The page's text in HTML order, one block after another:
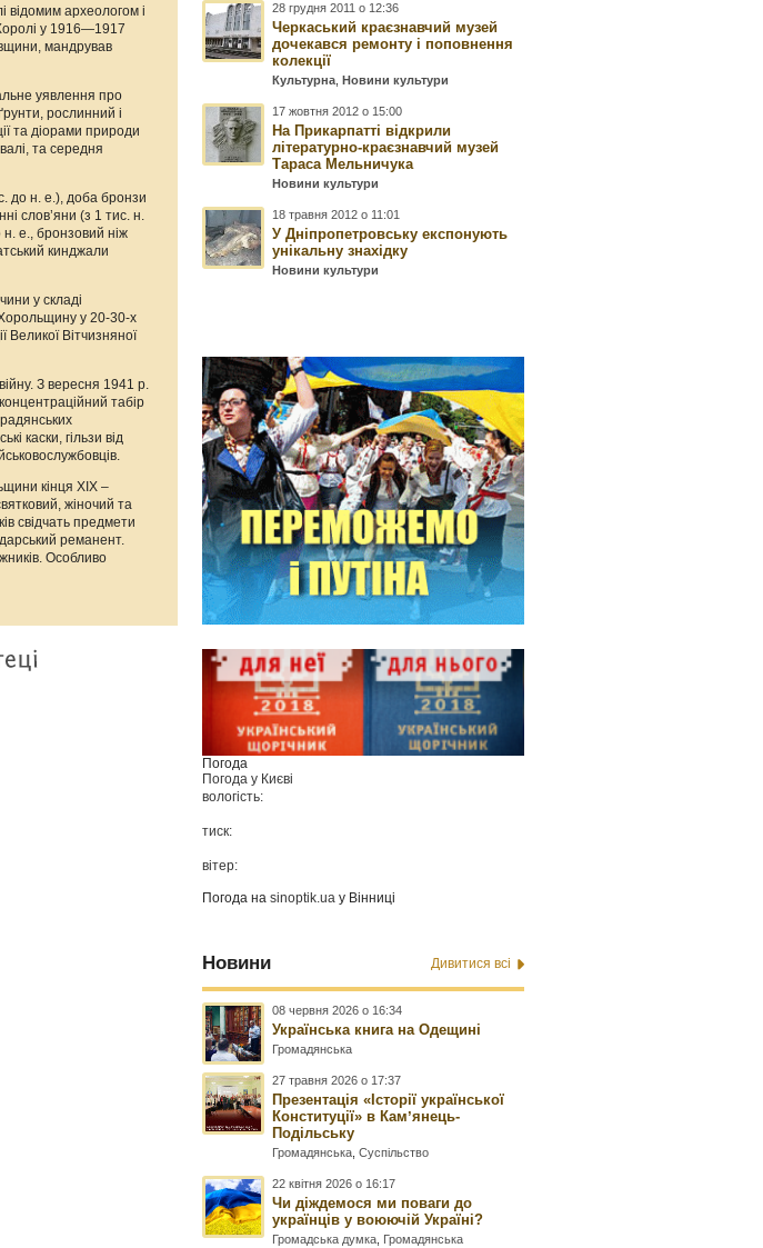
відомим археологом і
у 1916—1917
мандрував
уявлення про
рослинний і
та діорами природи
та середня
до н. е.), доба бронзи
слов’яни (з 1 тис. н.
н. е., бронзовий ніж
кинджали
у складі
Хорольщину у 20-30-х
Великої Вітчизняної
З вересня 1941 р.
табір
каски, гільзи від
кінця ХІХ –
жіночий та
свідчать предмети
реманент.
Особливо
28 грудня 2011 о 12:36
Черкаський краєзнавчий музей
дочекався ремонту і поповнення
колекції
Культурна ,Новини культури
17 жовтня 2012 о 15:00
На Прикарпатті відкрили
літературно-краєзнавчий музей
Тараса Мельничука
Новини культури
18 травня 2012 о 11:01
У Дніпропетровську експонують
унікальну знахідку
Новини культури
Погода
Погода у Києві
вологість:
тиск:
вітер:
Погода наsinoptik.ua у Вінниці
Новини Дивитися всі
08 червня 2026 о 16:34
Українська книга на Одещині
Громадянська
27 травня 2026 о 17:37
Презентація «Історії української
Конституції» в Камʼянець-
Подільську
Громадянська ,Суспільство
22 квітня 2026 о 16:17
Чи діждемося ми поваги до
українців у воюючій Україні?
Громадська думка Громадянська